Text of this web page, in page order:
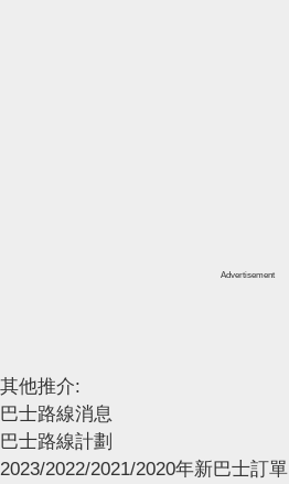
Advertisement
其他推介:
巴士路線消息
巴士路線計劃
2023/2022/2021/2020年新巴士訂單